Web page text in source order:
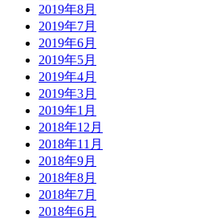
2019年8月
2019年7月
2019年6月
2019年5月
2019年4月
2019年3月
2019年1月
2018年12月
2018年11月
2018年9月
2018年8月
2018年7月
2018年6月